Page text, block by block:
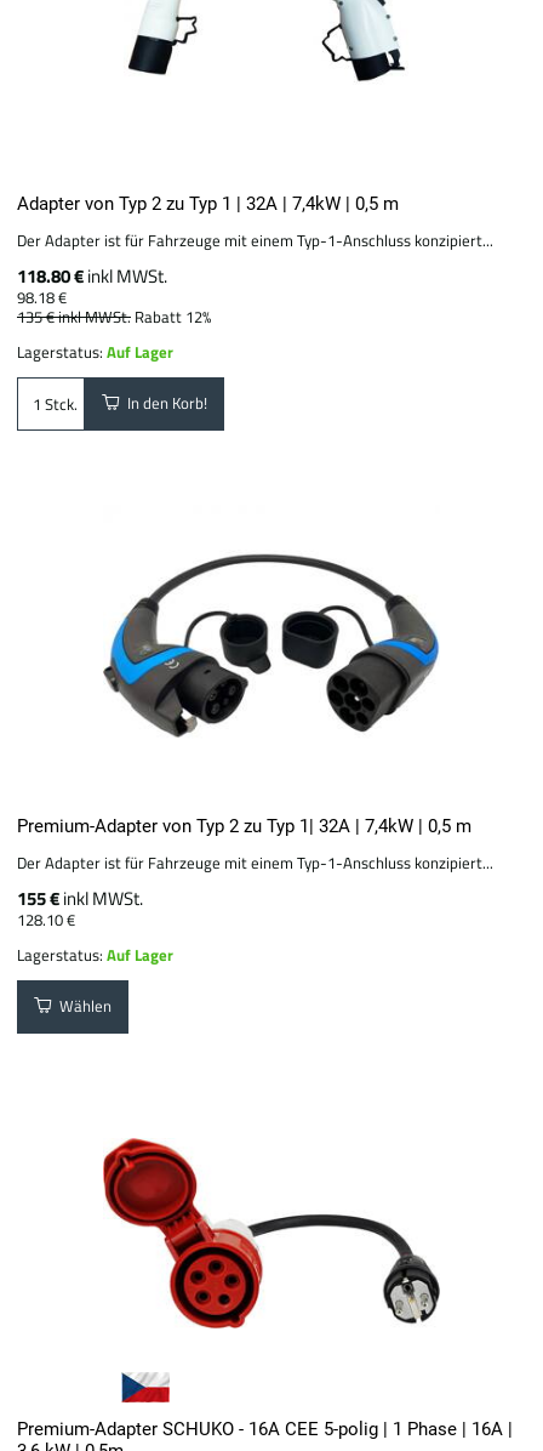
Adapter von Typ 2 zu Typ 1 | 32A | 7,4kW | 0,5 m
Der Adapter ist für Fahrzeuge mit einem Typ-1-Anschluss konzipiert...
118.80 €inkl MWSt.
98.18 €
135 €inkl MWSt. Rabatt 12%
Lagerstatus:Auf Lager
Stck. In den Korb!
Premium-Adapter von Typ 2 zu Typ 1| 32A | 7,4kW | 0,5 m
Der Adapter ist für Fahrzeuge mit einem Typ-1-Anschluss konzipiert...
155 €inkl MWSt.
128.10 €
Lagerstatus:Auf Lager
Wählen
Premium-Adapter SCHUKO - 16A CEE 5-polig | 1 Phase | 16A |